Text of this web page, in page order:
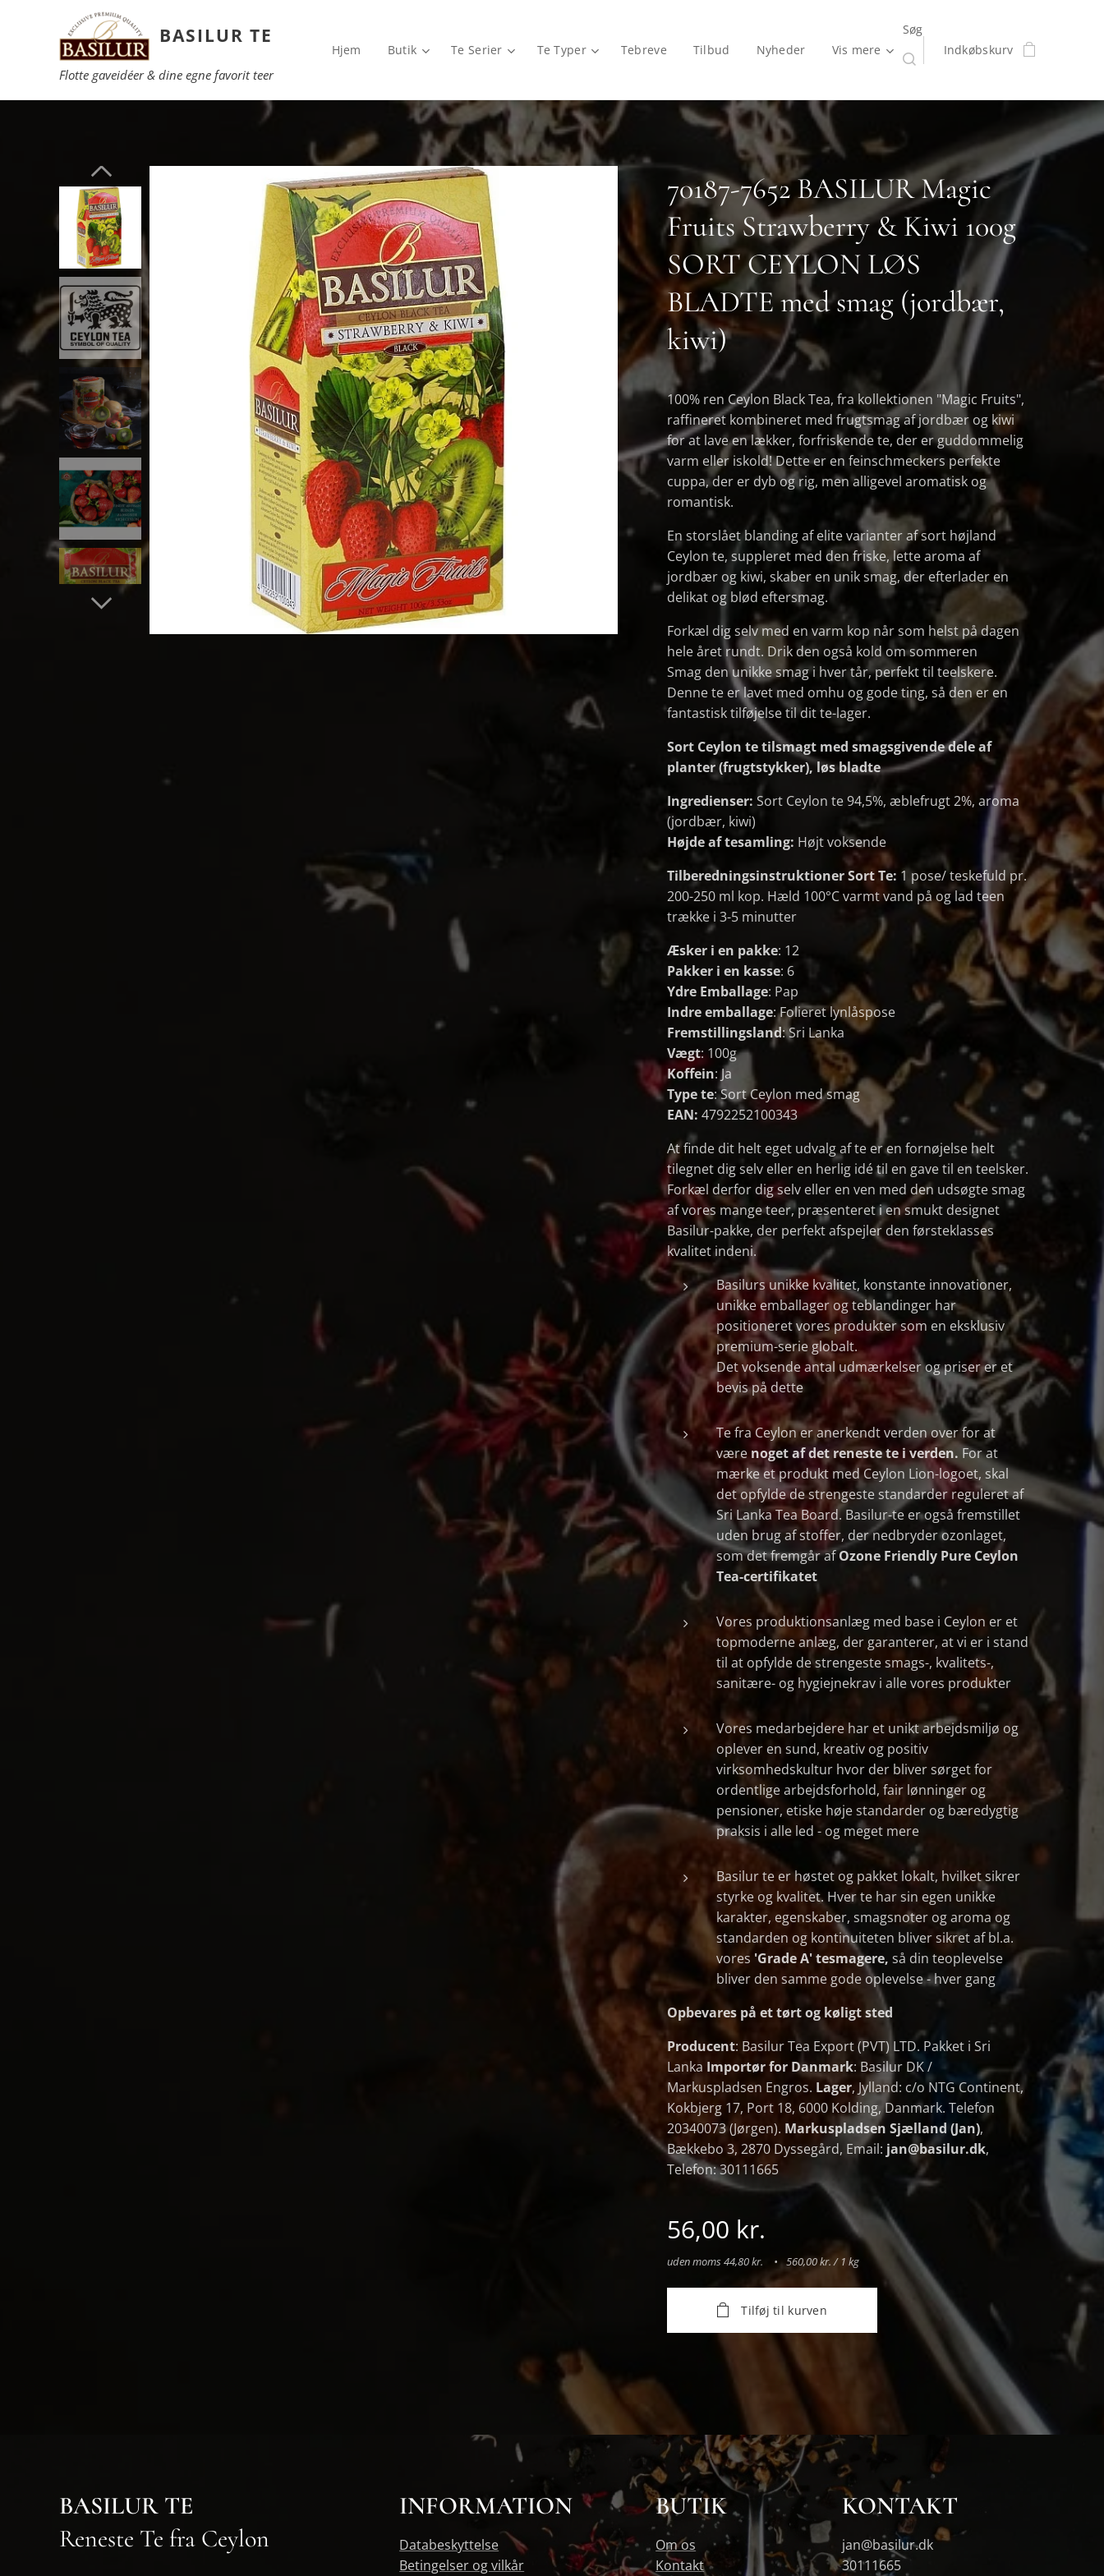
BASILUR TE
Flotte gaveidéer & dine egne favorit teer
Hjem Butik Te Serier Te Typer Tebreve Tilbud Nyheder Vis mere
Søg
Indkøbskurv
70187-7652 BASILUR Magic
Fruits Strawberry & Kiwi 100g
SORT CEYLON LØS
BLADTE med smag (jordbær,
kiwi)
100% ren Ceylon Black Tea, fra kollektionen "Magic Fruits",
raffineret kombineret med frugtsmag af jordbær og kiwi
for at lave en lækker, forfriskende te, der er guddommelig
varm eller iskold! Dette er en feinschmeckers perfekte
cuppa, der er dyb og rig, men alligevel aromatisk og
romantisk.
En storslået blanding af elite varianter af sort højland
Ceylon te, suppleret med den friske, lette aroma af
jordbær og kiwi, skaber en unik smag, der efterlader en
delikat og blød eftersmag.
Forkæl dig selv med en varm kop når som helst på dagen
hele året rundt. Drik den også kold om sommeren
Smag den unikke smag i hver tår, perfekt til teelskere.
Denne te er lavet med omhu og gode ting, så den er en
fantastisk tilføjelse til dit te-lager.
Sort Ceylon te tilsmagt med smagsgivende dele af
planter (frugtstykker), løs bladte
Ingredienser: Sort Ceylon te 94,5%, æblefrugt 2%, aroma
(jordbær, kiwi)
Højde af tesamling: Højt voksende
Tilberedningsinstruktioner Sort Te: 1 pose/ teskefuld pr.
200-250 ml kop. Hæld 100°C varmt vand på og lad teen
trække i 3-5 minutter
Æsker i en pakke: 12
Pakker i en kasse: 6
Ydre Emballage: Pap
Indre emballage: Folieret lynlåspose
Fremstillingsland: Sri Lanka
Vægt: 100g
Koffein: Ja
Type te: Sort Ceylon med smag
EAN: 4792252100343
At finde dit helt eget udvalg af te er en fornøjelse helt
tilegnet dig selv eller en herlig idé til en gave til en teelsker.
Forkæl derfor dig selv eller en ven med den udsøgte smag
af vores mange teer, præsenteret i en smukt designet
Basilur-pakke, der perfekt afspejler den førsteklasses
kvalitet indeni.
Basilurs unikke kvalitet, konstante innovationer,
unikke emballager og teblandinger har
positioneret vores produkter som en eksklusiv
premium-serie globalt.
Det voksende antal udmærkelser og priser er et
bevis på dette
Te fra Ceylon er anerkendt verden over for at
være noget af det reneste te i verden. For at
mærke et produkt med Ceylon Lion-logoet, skal
det opfylde de strengeste standarder reguleret af
Sri Lanka Tea Board. Basilur-te er også fremstillet
uden brug af stoffer, der nedbryder ozonlaget,
som det fremgår afOzone Friendly Pure Ceylon
Tea-certifikatet
Vores produktionsanlæg med base i Ceylon er et
topmoderne anlæg, der garanterer, at vi er i stand
til at opfylde de strengeste smags-, kvalitets-,
sanitære- og hygiejnekrav i alle vores produkter
Vores medarbejdere har et unikt arbejdsmiljø og
oplever en sund, kreativ og positiv
virksomhedskultur hvor der bliver sørget for
ordentlige arbejdsforhold, fair lønninger og
pensioner, etiske høje standarder og bæredygtig
praksis i alle led - og meget mere
Basilur te er høstet og pakket lokalt, hvilket sikrer
styrke og kvalitet. Hver te har sin egen unikke
karakter, egenskaber, smagsnoter og aroma og
standarden og kontinuiteten bliver sikret af bl.a.
vores 'Grade A' tesmagere, så din teoplevelse
bliver den samme gode oplevelse - hver gang
Opbevares på et tørt og køligt sted
Producent: Basilur Tea Export (PVT) LTD. Pakket i Sri
Lanka Importør for Danmark: Basilur DK /
Markuspladsen Engros. Lager, Jylland: c/o NTG Continent,
Kokbjerg 17, Port 18, 6000 Kolding, Danmark. Telefon
20340073 (Jørgen). Markuspladsen Sjælland (Jan),
Bækkebo 3, 2870 Dyssegård, Email: jan@basilur.dk,
Telefon: 30111665
56,00 kr.
uden moms 44,80 kr. 560,00 kr. / 1 kg
Tilføj til kurven
BASILUR TE
Reneste Te fra Ceylon
INFORMATION
Databeskyttelse
Betingelser og vilkår
BUTIK
Om os
Kontakt
KONTAKT
jan@basilur.dk
30111665